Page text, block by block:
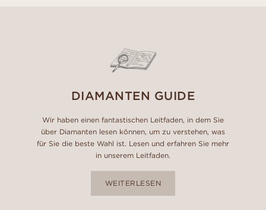
DIAMANTEN GUIDE
Wir haben einen fantastischen Leitfaden, in dem Sie
über Diamanten lesen können, um zu verstehen, was
für Sie die beste Wahl ist. Lesen und erfahren Sie mehr
in unserem Leitfaden.
WEITERLESEN